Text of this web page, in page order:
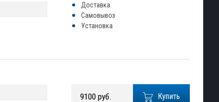
Доставка
Самовывоз
Установка
Купить
9100 руб.